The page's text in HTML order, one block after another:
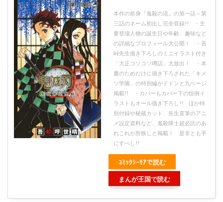
本作の前身『鬼殺の流』の第一話～第
三話のネーム初出し完全収録!! ・主
要登場人物の誕生日や年齢、趣味など
の詳細なプロフィール大公開！ ・吾
峠先生描き下ろしのミニイラスト付き
「大正コソコソ噂話」大放出！ ・本
書のためだけに描き下ろされた「キメ
ツ学園」の特別編がドドンと九ページ
掲載!! ・カバーもカバー下の恒例イ
ラストもオール描き下ろし!! ほか特
別付録や秘蔵カット、先生直筆のアニ
メ設定資料など、鬼殺隊士超必読のあ
れこれが所狭しと掲載！ 是非とも手
にすべし!!
ｺﾐｯｸｼｰﾓｱで読む
まんが王国で読む